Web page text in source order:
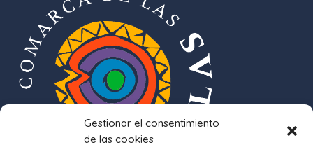
Gestionar el consentimiento
de las cookies